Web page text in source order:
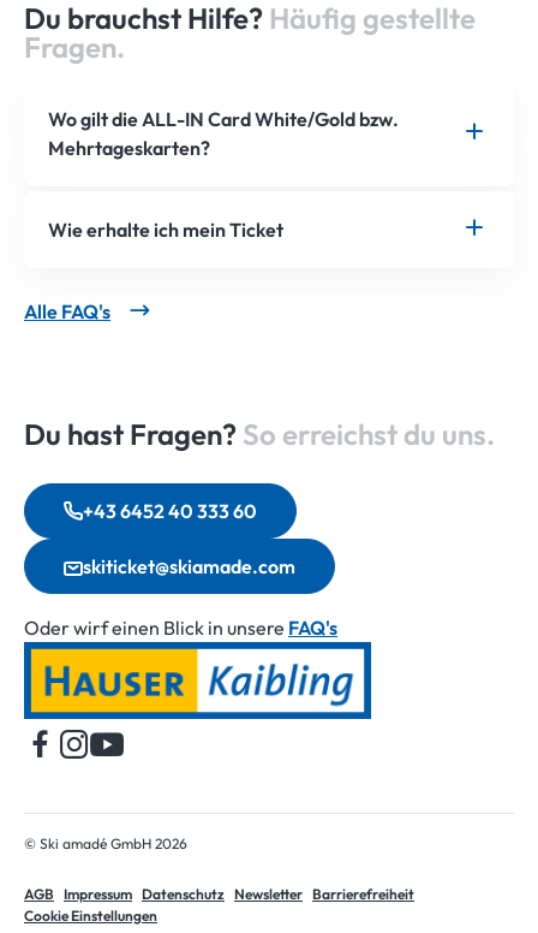
Du brauchst Hilfe? Häufig gestellte
Fragen.
Wo gilt die ALL-IN Card White/Gold bzw.
Mehrtageskarten?
Wie erhalte ich mein Ticket
Alle FAQ's
Du hast Fragen? So erreichst du uns.
+43 6452 40 333 60
skiticket@skiamade.com
Oder wirf einen Blick in unsere FAQ's
© Ski amadé GmbH 2026
AGB Impressum Datenschutz Newsletter Barrierefreiheit
Cookie Einstellungen